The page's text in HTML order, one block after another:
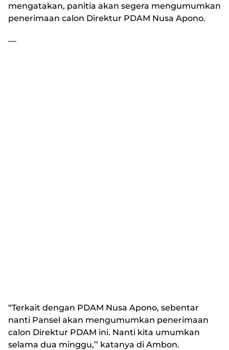
mengatakan, panitia akan segera mengumumkan
penerimaan calon Direktur PDAM Nusa Apono.
—
“Terkait dengan PDAM Nusa Apono, sebentar
nanti Pansel akan mengumumkan penerimaan
calon Direktur PDAM ini. Nanti kita umumkan
selama dua minggu,’’ katanya di Ambon.